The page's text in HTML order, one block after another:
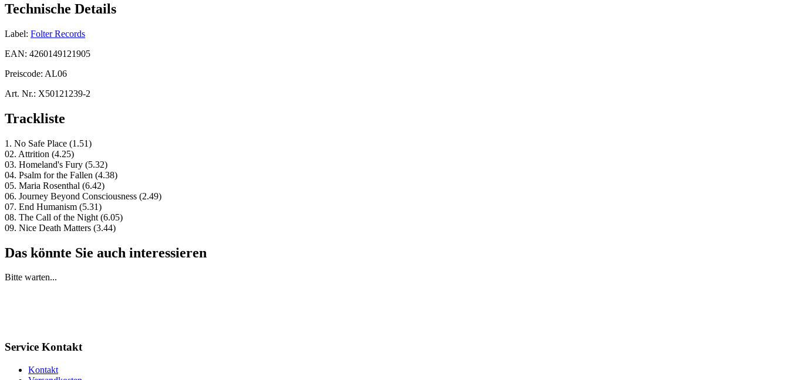
Technische Details
Label: Folter Records
EAN: 4260149121905
Preiscode: AL06
Art. Nr.: X50121239-2
Trackliste
1. No Safe Place (1.51)
02. Attrition (4.25)
03. Homeland's Fury (5.32)
04. Psalm for the Fallen (4.38)
05. Maria Rosenthal (6.42)
06. Journey Beyond Consciousness (2.49)
07. End Humanism (5.31)
08. The Call of the Night (6.05)
09. Nice Death Matters (3.44)
Das könnte Sie auch interessieren
Bitte warten...
Service Kontakt
Kontakt